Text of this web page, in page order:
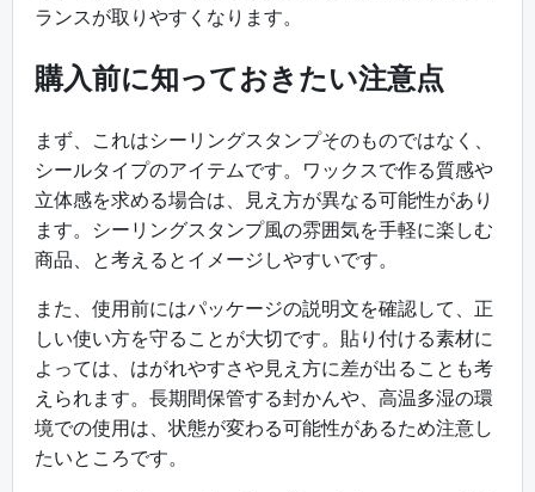
ランスが取りやすくなります。
購入前に知っておきたい注意点
まず、これはシーリングスタンプそのものではなく、
シールタイプのアイテムです。ワックスで作る質感や
立体感を求める場合は、見え方が異なる可能性があり
ます。シーリングスタンプ風の雰囲気を手軽に楽しむ
商品、と考えるとイメージしやすいです。
また、使用前にはパッケージの説明文を確認して、正
しい使い方を守ることが大切です。貼り付ける素材に
よっては、はがれやすさや見え方に差が出ることも考
えられます。長期間保管する封かんや、高温多湿の環
境での使用は、状態が変わる可能性があるため注意し
たいところです。